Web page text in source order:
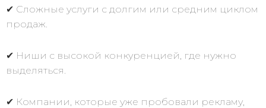
✔ Сложные услуги с долгим или средним циклом
продаж.
✔ Ниши с высокой конкуренцией, где нужно
выделяться.
✔ Компании, которые уже пробовали рекламу,